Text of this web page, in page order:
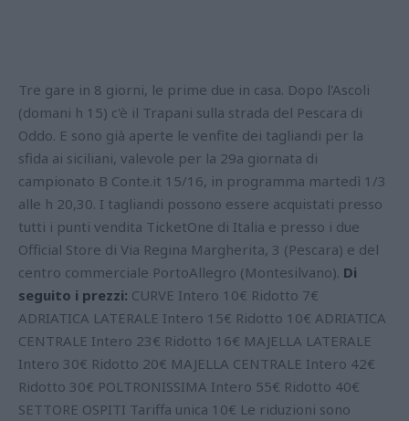
Tre gare in 8 giorni, le prime due in casa. Dopo l'Ascoli
(domani h 15) c'è il Trapani sulla strada del Pescara di
Oddo. E sono già aperte le venfite dei tagliandi per la
sfida ai siciliani, valevole per la 29a giornata di
campionato B Conte.it 15/16, in programma martedì 1/3
alle h 20,30. I tagliandi possono essere acquistati presso
tutti i punti vendita TicketOne di Italia e presso i due
Official Store di Via Regina Margherita, 3 (Pescara) e del
centro commerciale PortoAllegro (Montesilvano). Di
seguito i prezzi: CURVE Intero 10€ Ridotto 7€
ADRIATICA LATERALE Intero 15€ Ridotto 10€ ADRIATICA
CENTRALE Intero 23€ Ridotto 16€ MAJELLA LATERALE
Intero 30€ Ridotto 20€ MAJELLA CENTRALE Intero 42€
Ridotto 30€ POLTRONISSIMA Intero 55€ Ridotto 40€
SETTORE OSPITI Tariffa unica 10€ Le riduzioni sono